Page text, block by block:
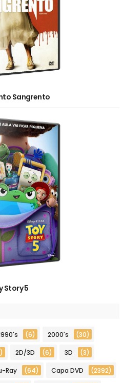
Sangrento
Story 5
(6) 2000's (30)
2D/3D (6) 3D (3)
Ray (64) Capa DVD (2392)